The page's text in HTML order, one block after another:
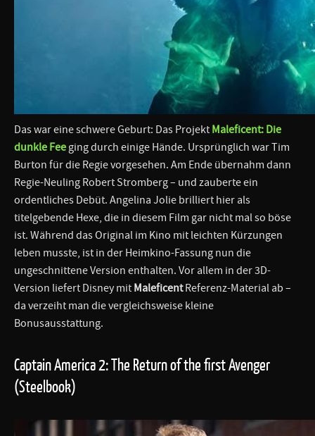
Das war eine schwere Geburt: Das Projekt Maleficent: Die
dunkle Fee ging durch einige Hände. Ursprünglich war Tim
Burton für die Regie vorgesehen. Am Ende übernahm dann
Regie-Neuling Robert Stromberg – und zauberte ein
ordentliches Debüt. Angelina Jolie brilliert hier als
titelgebende Hexe, die in diesem Film gar nicht mal so böse
ist. Während das Original im Kino mit leichten Kürzungen
leben musste, ist in der Heimkino-Fassung nun die
ungeschnittene Version enthalten. Vor allem in der 3D-
Version liefert Disney mit MaleficentReferenz-Material ab –
da verzeiht man die vergleichsweise kleine
Bonusausstattung.
Captain America 2: The Return of the first Avenger
(Steelbook)